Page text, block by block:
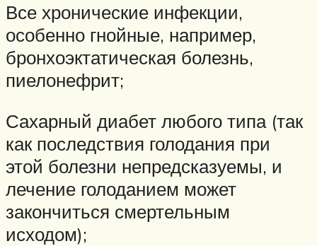
Все хронические инфекции,
особенно гнойные, например,
бронхоэктатическая болезнь,
пиелонефрит;
Сахарный диабет любого типа (так
как последствия голодания при
этой болезни непредсказуемы, и
лечение голоданием может
закончиться смертельным
исходом);